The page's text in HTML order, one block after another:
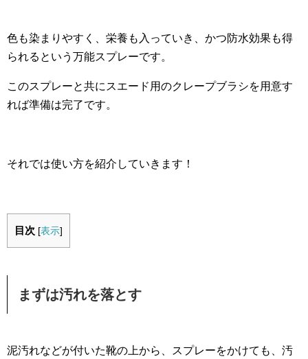
色も染まりやすく、栄養も入っていき、かつ防水効果も得
られるという万能スプレーです。
このスプレーと共にスエード用のクレープブラシを用意す
れば準備は完了です。
それでは使い方を紹介していきます！
目次 [表示]
まずは汚れを落とす
泥汚れなどが付いた靴の上から、スプレーをかけても、汚